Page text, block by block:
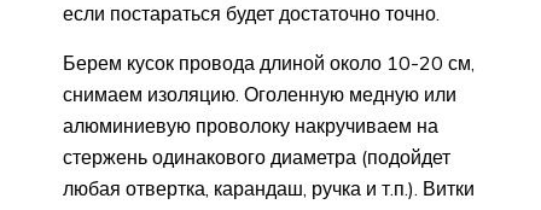
если постараться будет достаточно точно.
Берем кусок провода длиной около 10-20 см,
снимаем изоляцию. Оголенную медную или
алюминиевую проволоку накручиваем на
стержень одинакового диаметра (подойдет
любая отвертка, карандаш, ручка и т.п.). Витки